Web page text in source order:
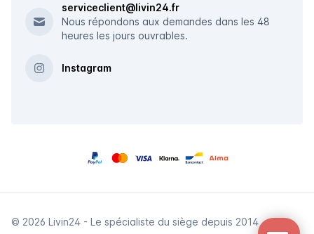
serviceclient@livin24.fr
Nous répondons aux demandes dans les 48
heures les jours ouvrables.
Instagram
© 2026 Livin24 - Le spécialiste du siège depuis 2014